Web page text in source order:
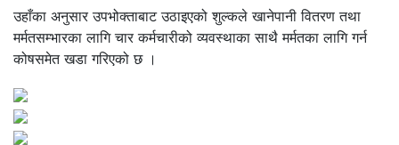
उहाँका अनुसार उपभोक्ताबाट उठाइएको शुल्कले खानेपानी वितरण तथा
मर्मतसम्भारका लागि चार कर्मचारीको व्यवस्थाका साथै मर्मतका लागि गर्न
कोषसमेत खडा गरिएको छ ।